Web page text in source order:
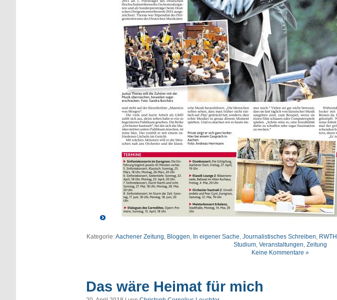
Kategorie:Aachener Zeitung Bloggen In eigener Sache Journalistisches Schreiben RWTH
Studium, Veranstaltungen Zeitung
Keine Kommentare »
Das wäre Heimat für mich